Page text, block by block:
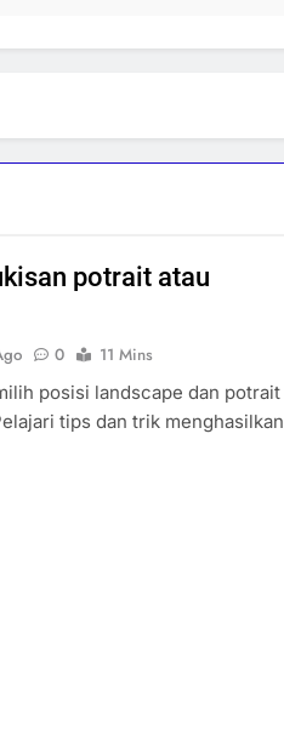
potrait atau
0
11 Mins
posisi landscape dan potrait
tips dan trik menghasilkan